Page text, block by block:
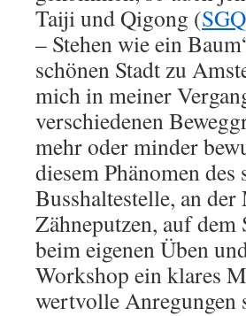
Taiji und Qigong (
– Stehen wie ein
schönen Stadt zu
mich in meiner
verschiedenen
mehr oder minder
diesem Phänomen
Busshaltestelle, an
Zähneputzen, auf
beim eigenen Üben
Workshop ein klares
wertvolle Anregungen